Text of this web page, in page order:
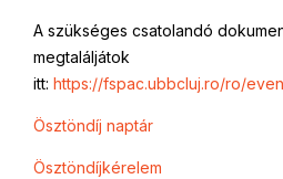
A szükséges csatolandó
megtaláljátok
itt: https://fspac.ubbcluj.ro/ro/
Ösztöndíj naptár
Ösztöndíjkérelem